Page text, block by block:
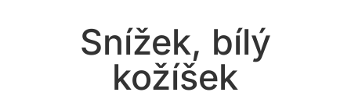
Snížek, bílý
kožíšek